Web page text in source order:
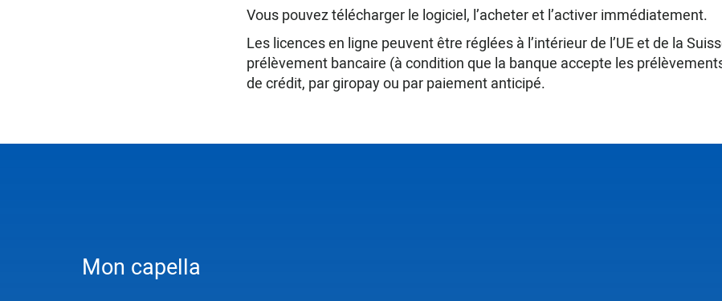
Vous pouvez télécharger le logiciel, l’acheter et l’activer immédiatement.
Les licences en ligne peuvent être réglées à l’intérieur de l’UE et de la
prélèvement bancaire (à condition que la banque accepte les
de crédit, par giropay ou par paiement anticipé.
Mon capella